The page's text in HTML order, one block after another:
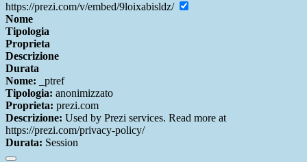
https://prezi.com/v/embed/9loixabisldz/
Nome
Tipologia
Proprieta
Descrizione
Durata
Nome: _ptref
Tipologia: anonimizzato
Proprieta: prezi.com
Descrizione: Used by Prezi services. Read more at
https://prezi.com/privacy-policy/
Durata: Session